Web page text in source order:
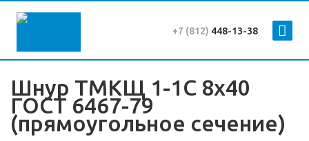
+7 (812) 448-13-38
Шнур ТМКЩ 1-1С 8х40
ГОСТ 6467-79
(прямоугольное сечение)